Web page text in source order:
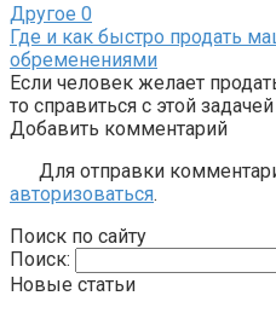
Другое 0
Где и как быстро продать
обременениями
Если человек желает
то справиться с этой
Добавить комментарий
Для отправки
авторизоваться.
Поиск по сайту
Поиск:
Новые статьи